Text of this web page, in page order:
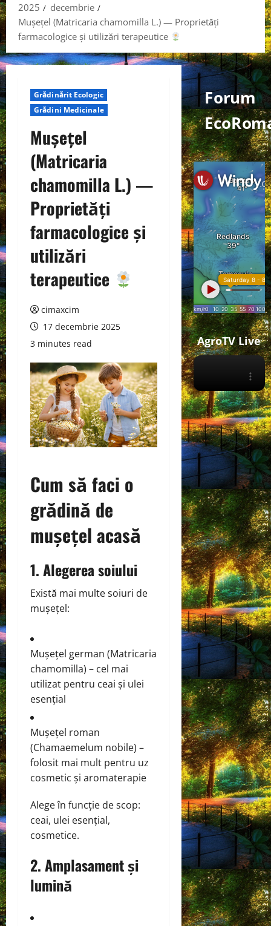
2025
decembrie
Mușețel (Matricaria chamomilla L.) — Proprietăți
farmacologice și utilizări terapeutice
Grădinărit Ecologic
Grădini Medicinale
Mușețel
(Matricaria
chamomilla L.) —
Proprietăți
farmacologice și
utilizări
terapeutice
cimaxcim
17 decembrie 2025
3 minutes read
Cum să faci o
grădină de
mușețel acasă
1. Alegerea soiului
Există mai multe soiuri de
mușețel:
Mușețel german (Matricaria
chamomilla) – cel mai
utilizat pentru ceai și ulei
esențial
Mușețel roman
(Chamaemelum nobile) –
folosit mai mult pentru uz
cosmetic și aromaterapie
Alege în funcție de scop:
ceai, ulei esențial,
cosmetice.
2. Amplasament și
lumină
Forum
AgroTV Live